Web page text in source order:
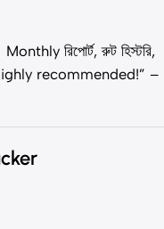
রিপোর্ট, রুট হিস্টরি,
Highly recommended!” –